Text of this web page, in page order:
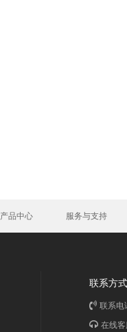
产品中心 服务与支持
联系方式
联系电
在线客